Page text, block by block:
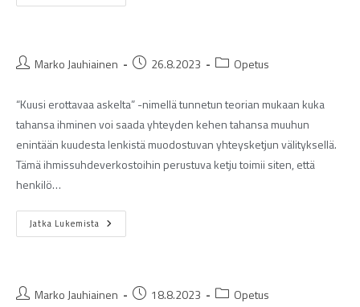
Marko Jauhiainen 26.8.2023 Opetus
“Kuusi erottavaa askelta” -nimellä tunnetun teorian mukaan kuka
tahansa ihminen voi saada yhteyden kehen tahansa muuhun
enintään kuudesta lenkistä muodostuvan yhteysketjun välityksellä.
Tämä ihmissuhdeverkostoihin perustuva ketju toimii siten, että
henkilö…
Jatka Lukemista
Marko Jauhiainen 18.8.2023 Opetus